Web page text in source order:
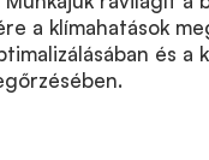
a klímahatások
és a